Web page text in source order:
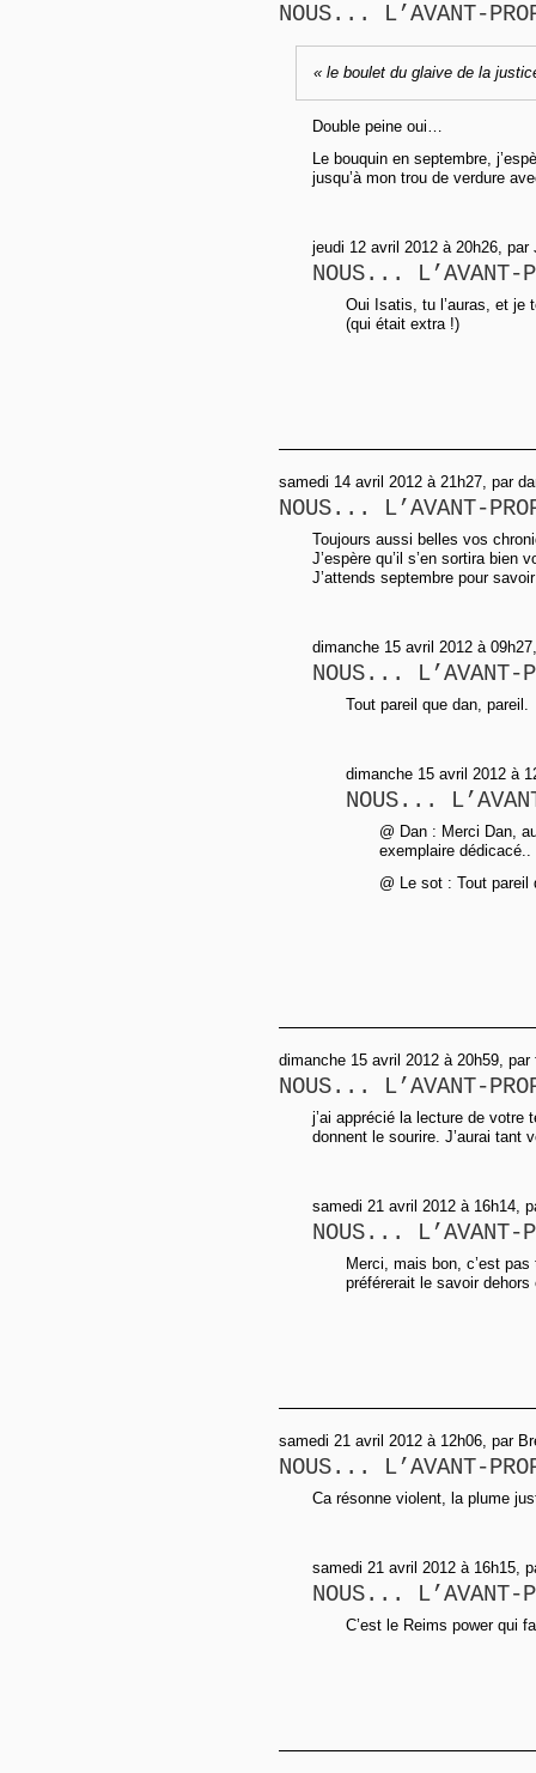
NOUS... L’AVANT-
« le boulet du glaive de la
Double peine oui…
Le bouquin en septembre,
jusqu’à mon trou de verdure
jeudi 12 avril 2012 à 20h26, par
NOUS... L’AVANT-
Oui Isatis, tu l’auras, et je
(qui était extra !)
samedi 14 avril 2012 à 21h27, par
NOUS... L’AVANT-
Toujours aussi belles vos
J’espère qu’il s’en sortira bien
J’attends septembre pour
dimanche 15 avril 2012 à
NOUS... L’AVANT-
Tout pareil que dan, pareil.
dimanche 15 avril 2012 à
NOUS...
@ Dan : Merci Dan,
exemplaire dédicacé..
@ Le sot : Tout pareil
dimanche 15 avril 2012 à 20h59, par
NOUS... L’AVANT-
j’ai apprécié la lecture de
donnent le sourire. J’aurai tant
samedi 21 avril 2012 à 16h14,
NOUS... L’AVANT-
Merci, mais bon, c’est
préférerait le savoir dehors
samedi 21 avril 2012 à 12h06, par
NOUS... L’AVANT-
Ca résonne violent, la plume
samedi 21 avril 2012 à 16h15,
NOUS... L’AVANT-
C’est le Reims power qui